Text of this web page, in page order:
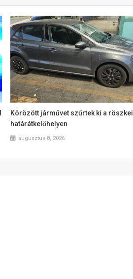
Körözött járművet szűrtek ki a röszkei
határátkelőhelyen
augusztus 8, 2026